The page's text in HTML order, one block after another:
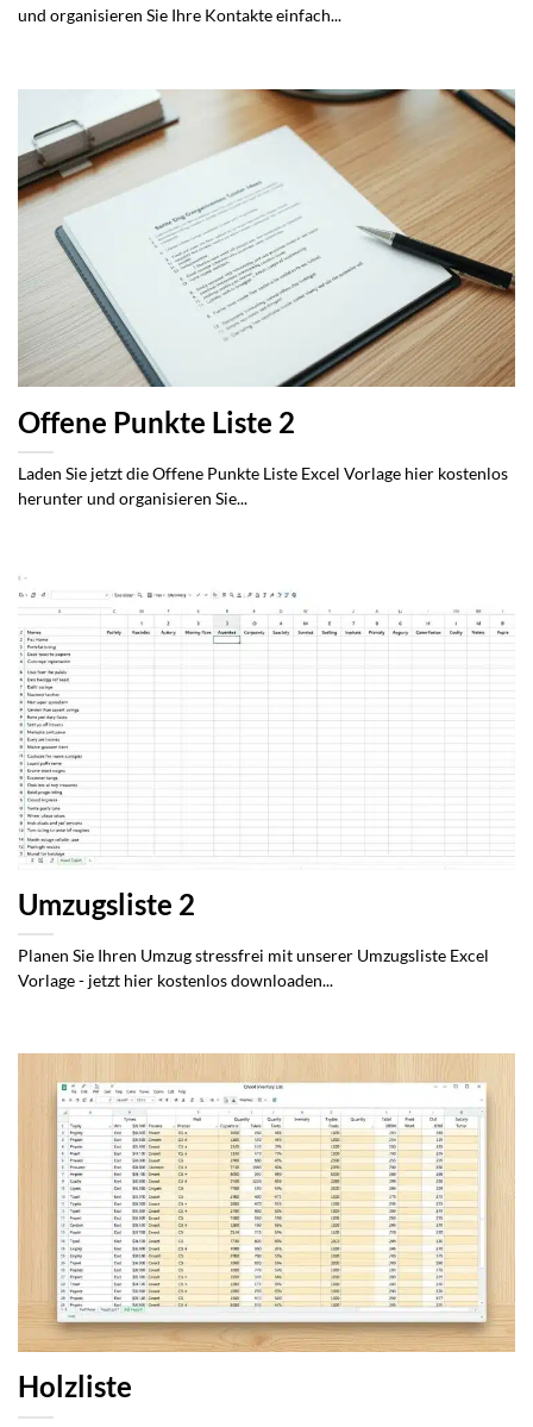
und organisieren Sie Ihre Kontakte einfach...
Offene Punkte Liste 2
Laden Sie jetzt die Offene Punkte Liste Excel Vorlage hier kostenlos
herunter und organisieren Sie...
Umzugsliste 2
Planen Sie Ihren Umzug stressfrei mit unserer Umzugsliste Excel
Vorlage - jetzt hier kostenlos downloaden...
Holzliste